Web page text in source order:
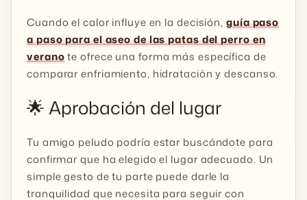
Cuando el calor influye en la decisión, guía paso
a paso para el aseo de las patas del perro en
veranote ofrece una forma más específica de
comparar enfriamiento, hidratación y descanso.
🌟 Aprobación del lugar
Tu amigo peludo podría estar buscándote para
confirmar que ha elegido el lugar adecuado. Un
simple gesto de tu parte puede darle la
tranquilidad que necesita para seguir con